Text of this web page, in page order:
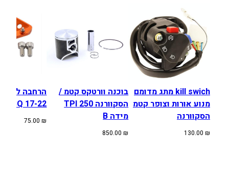
1
kill swich מתג מדומם
מנוע אורות וצופר קטמ
הסקוורנה
130.00 ₪
בוכנה וורטקס קטמ /
הסקוורנה 250 TPI
מידה B
850.00₪
הרחבה
17-22
75.00₪